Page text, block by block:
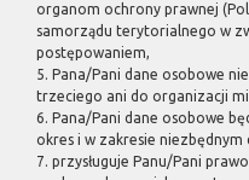
organom ochrony prawnej
samorządu terytorialnego w
postępowaniem,
5. Pana/Pani dane osobowe
trzeciego ani do organizacji
6. Pana/Pani dane osobowe
okres i w zakresie
7. przysługuje Panu/Pani